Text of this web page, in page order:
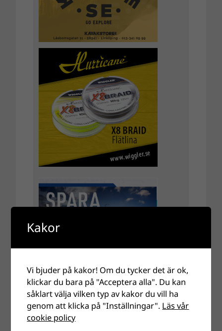
Kakor
Vi bjuder på kakor! Om du tycker det är ok,
klickar du bara på "Acceptera alla". Du kan
såklart välja vilken typ av kakor du vill ha
genom att klicka på "Inställningar". Läs vår
cookie policy